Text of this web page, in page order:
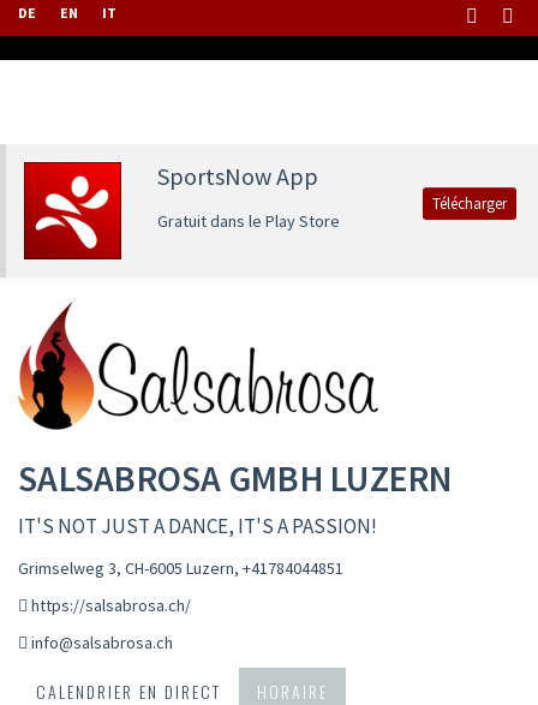
DE EN IT
SportsNow App
Gratuit dans le Play Store
Télécharger
SALSABROSA GMBH LUZERN
IT'S NOT JUST A DANCE, IT'S A PASSION!
Grimselweg 3, CH-6005 Luzern, +41784044851
https://salsabrosa.ch/
info@salsabrosa.ch
CALENDRIER EN DIRECT
HORAIRE